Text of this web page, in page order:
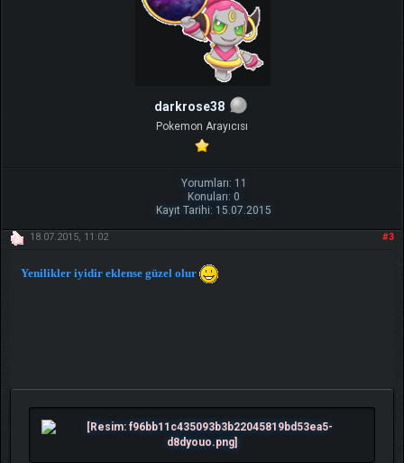
darkrose38
Pokemon Arayıcısı
Yorumları: 11
Konuları: 0
Kayıt Tarihi: 15.07.2015
#3
18.07.2015, 11:02
Yenilikler iyidir eklense güzel olur